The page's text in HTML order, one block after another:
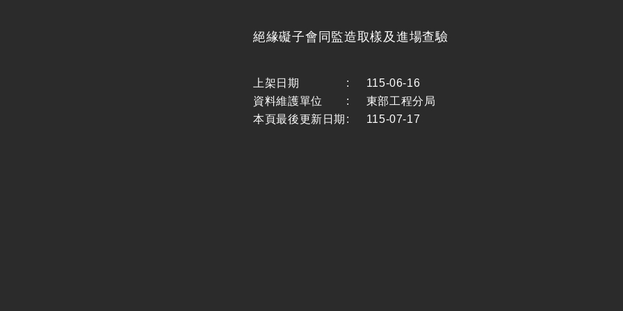
絕緣礙子會同監造取樣及進場查驗
上架日期 :
115-06-16
資料維護單位
:
東部工程分局
本頁最後更新日期 : 115-07-17